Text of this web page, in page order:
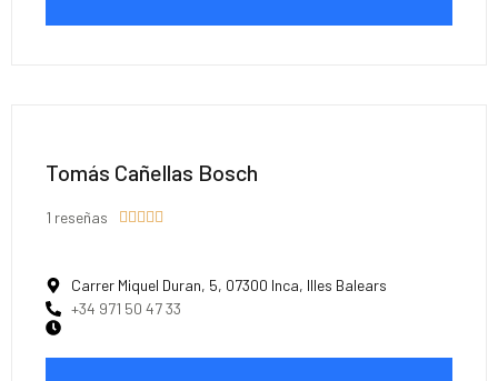
Tomás Cañellas Bosch
1 reseñas     
Carrer Miquel Duran, 5, 07300 Inca, Illes Balears
+34 971 50 47 33